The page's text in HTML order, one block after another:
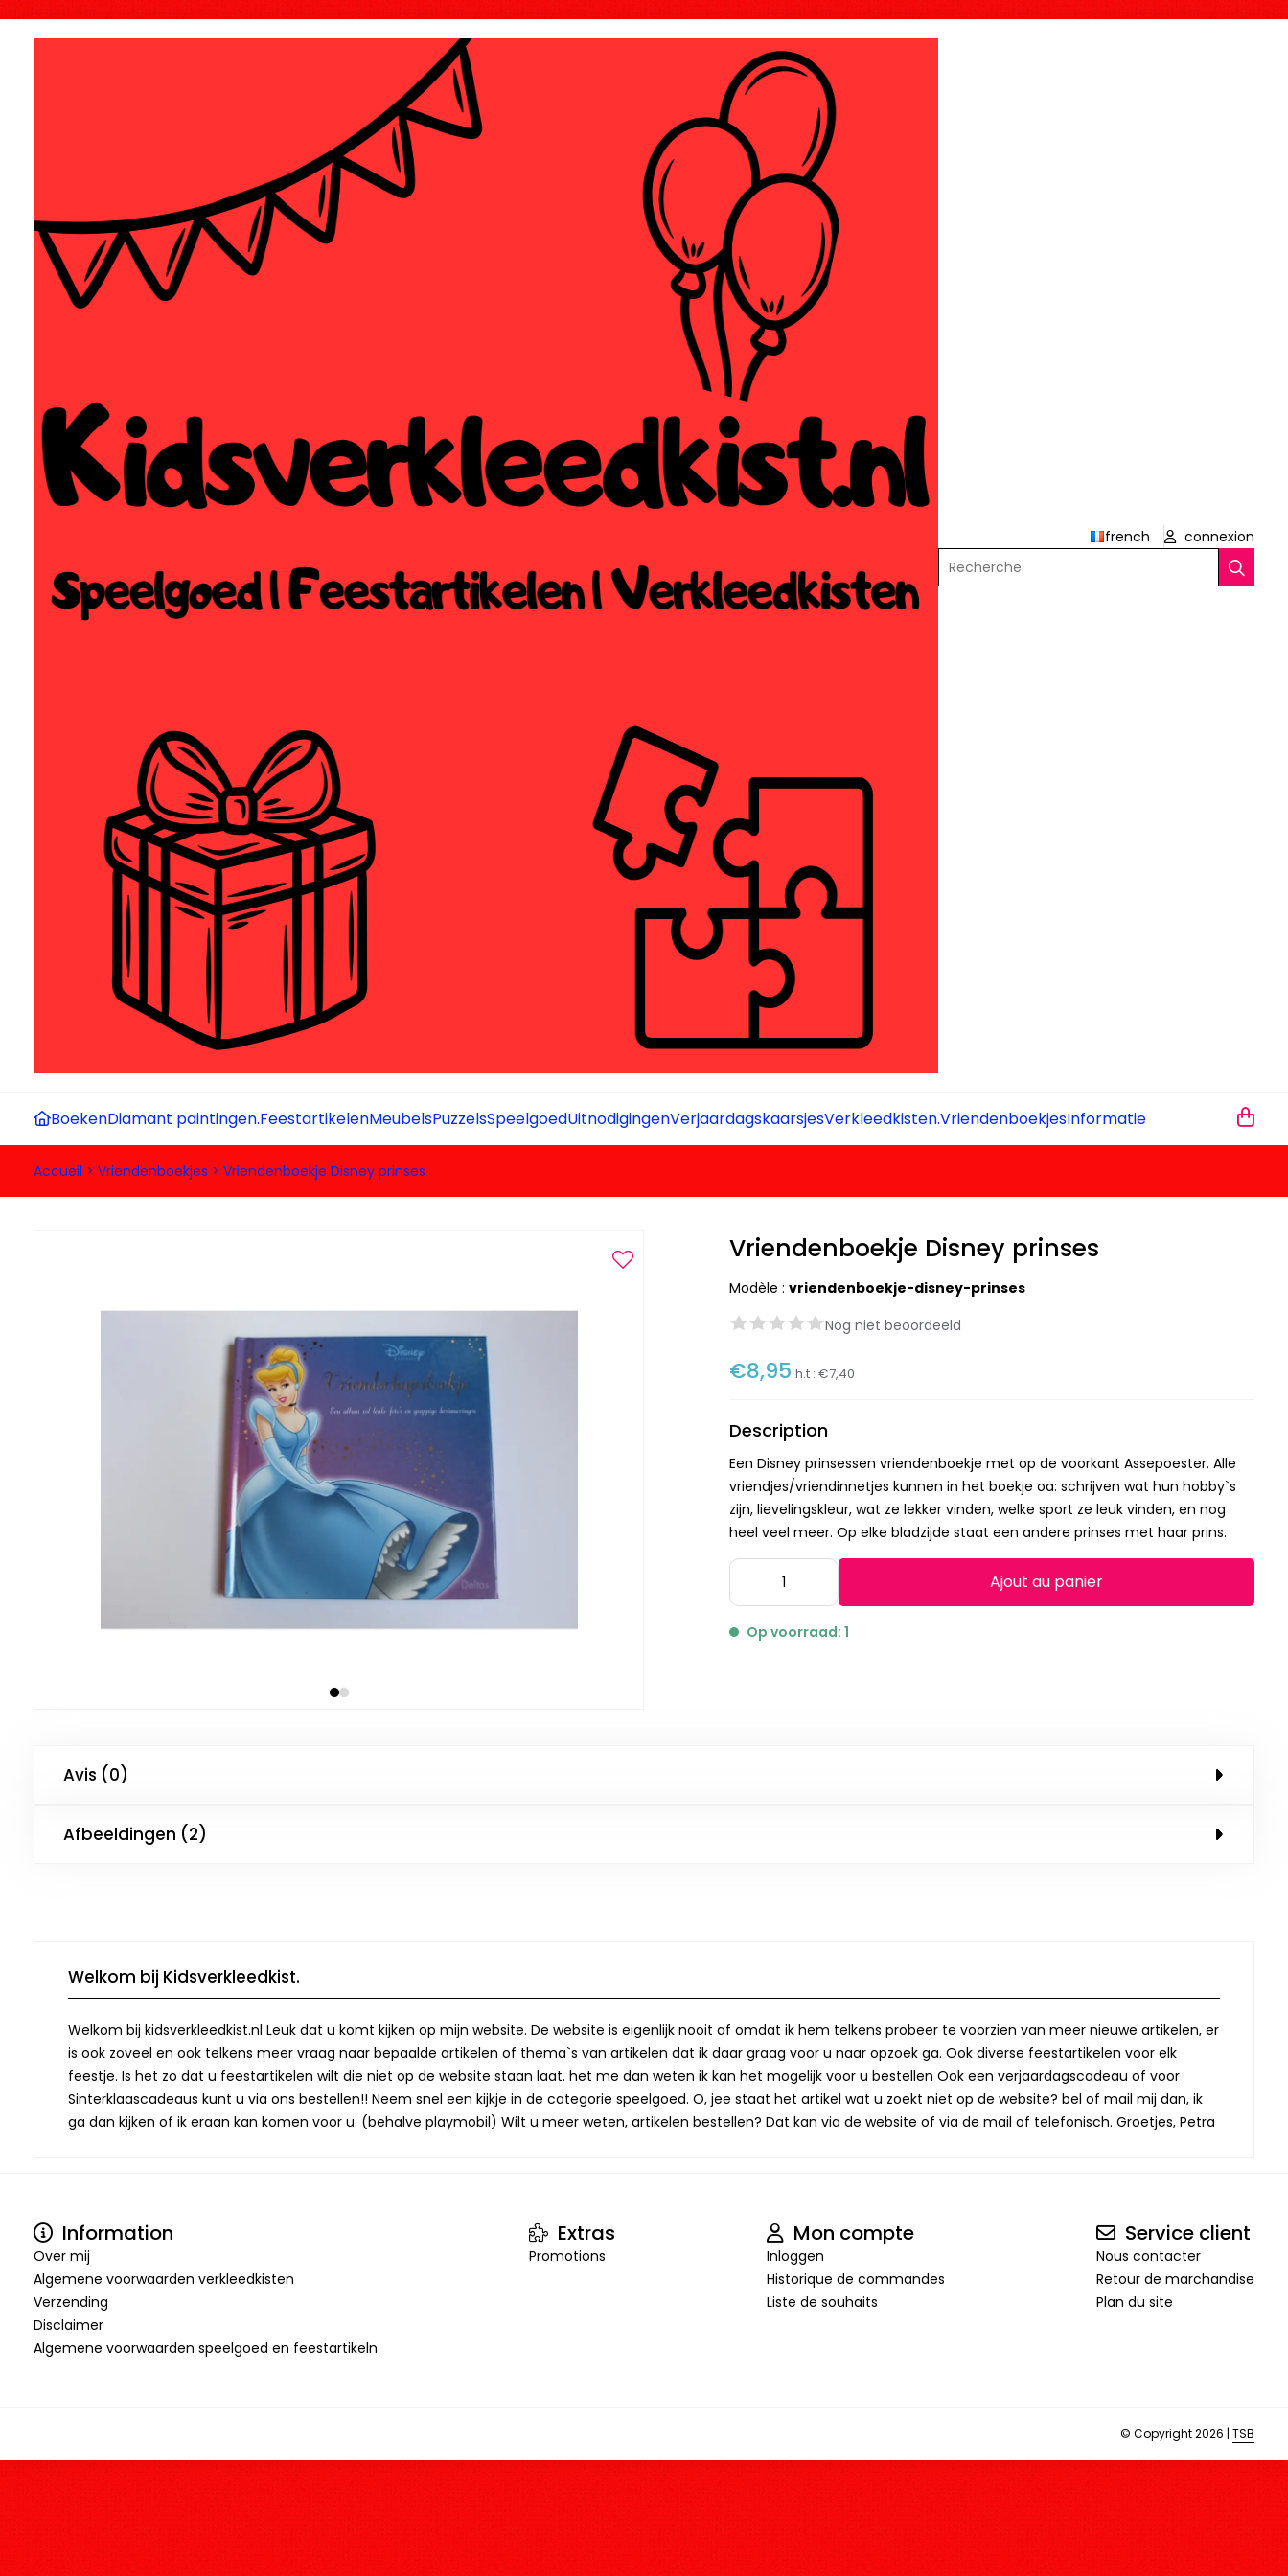
french
connexion
Recherche
BoekenDiamant paintingen.FeestartikelenMeubelsPuzzelsSpeelgoedUitnodigingenVerjaardagskaarsjesVerkleedkisten.VriendenboekjesInformatie
Accueil > Vriendenboekjes > Vriendenboekje Disney prinses
Vriendenboekje Disney prinses
Modèle :vriendenboekje-disney-prinses
Nog niet beoordeeld
€8,95 h.t :€7,40
Description
Een Disney prinsessen vriendenboekje met op de voorkant Assepoester. Alle
vriendjes/vriendinnetjes kunnen in het boekje oa: schrijven wat hun hobby`s
zijn, lievelingskleur, wat ze lekker vinden, welke sport ze leuk vinden, en nog
heel veel meer. Op elke bladzijde staat een andere prinses met haar prins.
Ajout au panier
Op voorraad: 1
Avis (0)
Afbeeldingen (2)
Welkom bij Kidsverkleedkist.
Welkom bij kidsverkleedkist.nl Leuk dat u komt kijken op mijn website. De website is eigenlijk nooit af omdat ik hem telkens probeer te voorzien van meer nieuwe artikelen, er
is ook zoveel en ook telkens meer vraag naar bepaalde artikelen of thema`s van artikelen dat ik daar graag voor u naar opzoek ga. Ook diverse feestartikelen voor elk
feestje. Is het zo dat u feestartikelen wilt die niet op de website staan laat. het me dan weten ik kan het mogelijk voor u bestellen Ook een verjaardagscadeau of voor
Sinterklaascadeaus kunt u via ons bestellen!! Neem snel een kijkje in de categorie speelgoed. O, jee staat het artikel wat u zoekt niet op de website? bel of mail mij dan, ik
ga dan kijken of ik eraan kan komen voor u. (behalve playmobil) Wilt u meer weten, artikelen bestellen? Dat kan via de website of via de mail of telefonisch. Groetjes, Petra
Information
Over mij
Algemene voorwaarden verkleedkisten
Verzending
Disclaimer
Algemene voorwaarden speelgoed en feestartikeln
Extras
Promotions
Mon compte
Inloggen
Historique de commandes
Liste de souhaits
Service client
Nous contacter
Retour de marchandise
Plan du site
© Copyright 2026 | TSB